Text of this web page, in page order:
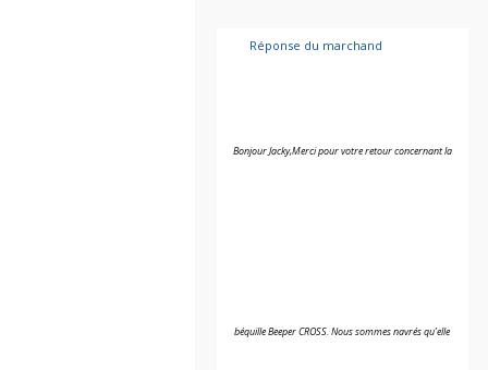
Réponse du marchand
Bonjour Jacky,Merci pour votre retour concernant la
béquille Beeper CROSS. Nous sommes navrés qu’elle